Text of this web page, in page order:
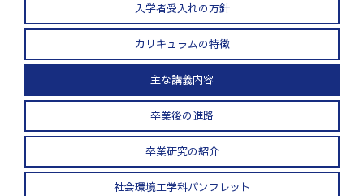
入学者受入れの方針
カリキュラムの特徴
主な講義内容
卒業後の進路
卒業研究の紹介
社会環境工学科パンフレット